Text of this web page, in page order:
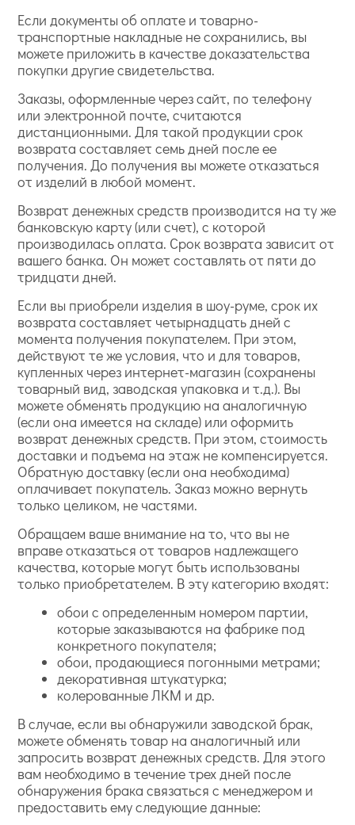
Если документы об оплате и товарно-
транспортные накладные не сохранились, вы
можете приложить в качестве доказательства
покупки другие свидетельства.
Заказы, оформленные через сайт, по телефону
или электронной почте, считаются
дистанционными. Для такой продукции срок
возврата составляет семь дней после ее
получения. До получения вы можете отказаться
от изделий в любой момент.
Возврат денежных средств производится на ту же
банковскую карту (или счет), с которой
производилась оплата. Срок возврата зависит от
вашего банка. Он может составлять от пяти до
тридцати дней.
Если вы приобрели изделия в шоу-руме, срок их
возврата составляет четырнадцать дней с
момента получения покупателем. При этом,
действуют те же условия, что и для товаров,
купленных через интернет-магазин (сохранены
товарный вид, заводская упаковка и т.д.). Вы
можете обменять продукцию на аналогичную
(если она имеется на складе) или оформить
возврат денежных средств. При этом, стоимость
доставки и подъема на этаж не компенсируется.
Обратную доставку (если она необходима)
оплачивает покупатель. Заказ можно вернуть
только целиком, не частями.
Обращаем ваше внимание на то, что вы не
вправе отказаться от товаров надлежащего
качества, которые могут быть использованы
только приобретателем. В эту категорию входят:
обои с определенным номером партии,
которые заказываются на фабрике под
конкретного покупателя;
обои, продающиеся погонными метрами;
декоративная штукатурка;
колерованные ЛКМ и др.
В случае, если вы обнаружили заводской брак,
можете обменять товар на аналогичный или
запросить возврат денежных средств. Для этого
вам необходимо в течение трех дней после
обнаружения брака связаться с менеджером и
предоставить ему следующие данные: